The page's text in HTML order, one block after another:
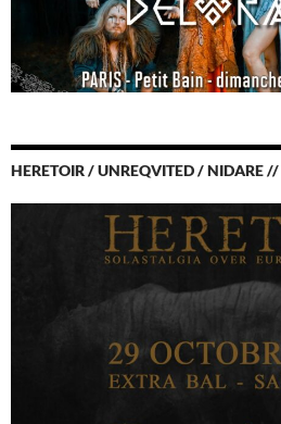
HERETOIR / UNREQVITED / NIDARE